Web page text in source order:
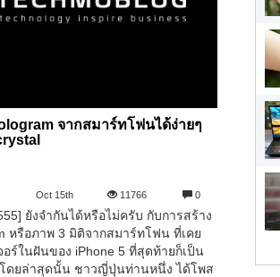
จากสมาร์ทโฟนได้ง่ายๆ
Oct 15th 11766 0
ยังจำกันได้หรือไม่ครับ กับการสร้าง
หรือภาพ 3 มิติจากสมาร์ทโฟน ที่เคย
อร์ในฝันของ iPhone 5 ที่สุดท้ายก็เป็น
โดยล่าสุดนั้น ชาวญี่ปุ่นท่านหนึ่ง ได้โพส